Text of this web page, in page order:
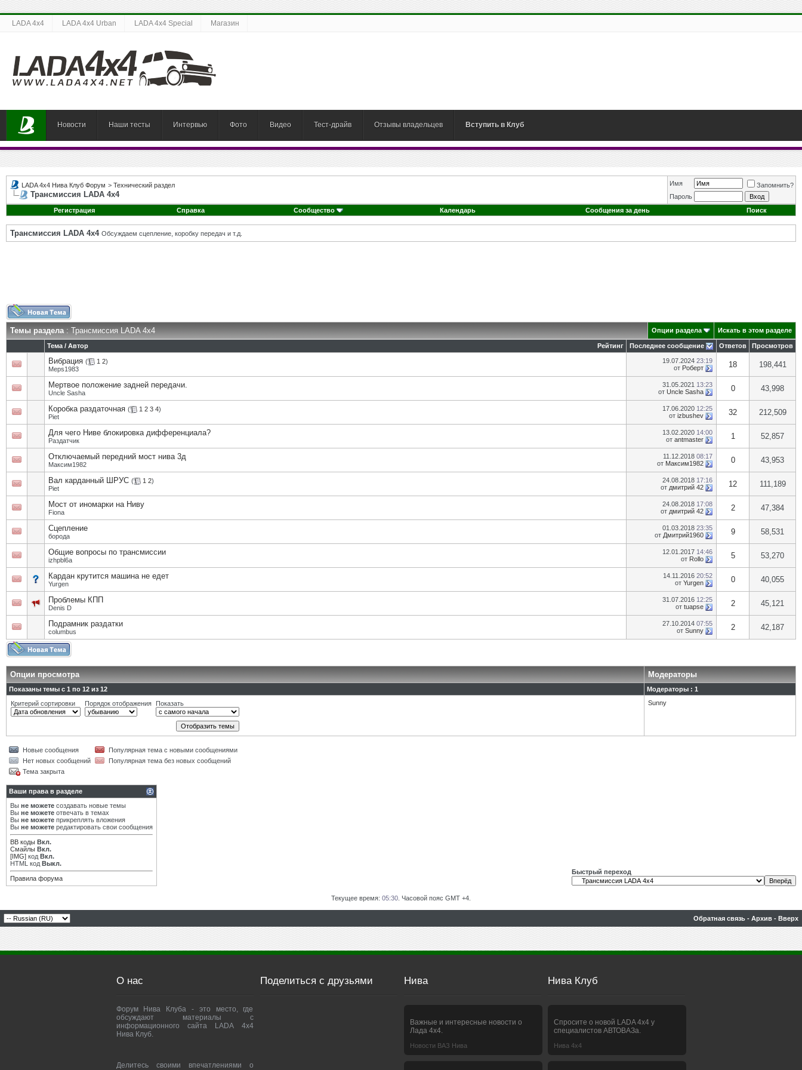
LADA 4x4 LADA 4x4 Urban LADA 4x4 Special Магазин
Новости Наши тесты Интервью Фото Видео Тест-драйв Отзывы владельцев Вступить в Клуб
LADA 4x4 Нива Клуб Форум > Технический раздел
Трансмиссия LADA 4x4
Имя
Запомнить?
Пароль
Регистрация
Справка Сообщество Календарь Сообщения за день Поиск
Трансмиссия LADA 4x4 Обсуждаем сцепление, коробку передач и т.д.
Темы раздела: Трансмиссия LADA 4x4 Опции раздела Искать в этом разделе
Рейтинг
Тема / Автор Последнее сообщение Ответов Просмотров
Вибрация ( 1 2)
Meps1983
19.07.2024 23:19
от Роберт 18 198,441
Мертвое положение задней передачи.
Uncle Sasha
31.05.2021 13:23
от Uncle Sasha 0 43,998
Коробка раздаточная ( 1 2 3 4)
Piet
17.06.2020 12:25
от izbushev 32 212,509
Для чего Ниве блокировка дифференциала?
Раздатчик
13.02.2020 14:00
от antmaster 1 52,857
Отключаемый передний мост нива 3д
Максим1982
11.12.2018 08:17
от Максим1982 0 43,953
Вал карданный ШРУС ( 1 2)
Piet
24.08.2018 17:16
от дмитрий 42 12 111,189
Мост от иномарки на Ниву
Fiona
24.08.2018 17:08
от дмитрий 42 2 47,384
Сцепление
борода
01.03.2018 23:35
от Дмитрий1960 9 58,531
Общие вопросы по трансмиссии
izhpbl6a
12.01.2017 14:46
от Rollo 5 53,270
Кардан крутится машина не едет
Yurgen
14.11.2016 20:52
от Yurgen 0 40,055
Проблемы КПП
Denis D
31.07.2016 12:25
от tuapse 2 45,121
Подрамник раздатки
columbus
27.10.2014 07:55
от Sunny 2 42,187
Опции просмотра Модераторы
Показаны темы с 1 по 12 из 12
Модераторы : 1
Критерий сортировки
Порядок отображения Показать Sunny
Новые сообщения
Популярная тема с новыми сообщениями
Нет новых сообщений
Популярная тема без новых сообщений
Тема закрыта
Ваши права в разделе
Вы не можете создавать новые темы
Вы не можете отвечать в темах
Вы не можете прикреплять вложения
Вы не можете редактировать свои сообщения
BB коды Вкл.
Смайлы Вкл.
[IMG] код Вкл.
HTML код Выкл.
Правила форума
Быстрый переход
Текущее время: 05:30 . Часовой пояс GMT +4.
Обратная связь - Архив - Вверх
О нас
Форум Нива Клуба - это место, где
обсуждают материалы с
информационного сайта LADA 4x4
Нива Клуб.
Делитесь своими впечатлениями о
Поделиться с друзьями Нива
Важные и интересные новости о
Лада 4х4.
Новости ВАЗ Нива
Нива Клуб
Спросите о новой LADA 4x4 у
специалистов АВТОВАЗа.
Нива 4х4